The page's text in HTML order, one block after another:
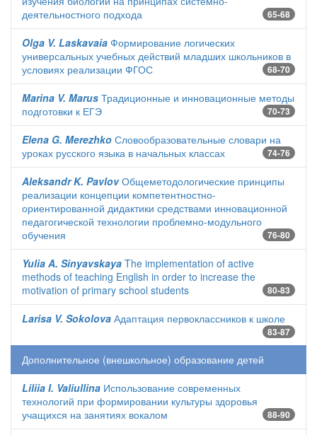
деятельностного подхода
65-68
Olga V. Laskavaia Формирование логических
универсальных учебных действий младших школьников в
условиях реализации ФГОС
68-70
Marina V. Marus Традиционные и инновационные методы
подготовки к ЕГЭ
70-73
Elena G. Merezhko Словообразовательные словари на
уроках русского языка в начальных классах
74-76
Aleksandr K. PavlovОбщеметодологические принципы
реализации концепции компетентностно-
ориентированной дидактики средствами инновационной
педагогической технологии проблемно-модульного
обучения
76-80
Yulia A. Sinyavskaya The implementation of active
methods of teaching English in order to increase the
motivation of primary school students
80-83
Larisa V. Sokolova Адаптация первоклассников к школе
83-87
Дополнительное (внешкольное) образование детей
Liliia I. Valiullina Использование современных
технологий при формировании культуры здоровья
учащихся на занятиях вокалом
88-90